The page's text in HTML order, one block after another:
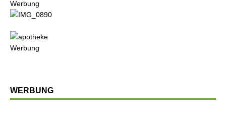
Werbung
Werbung
WERBUNG